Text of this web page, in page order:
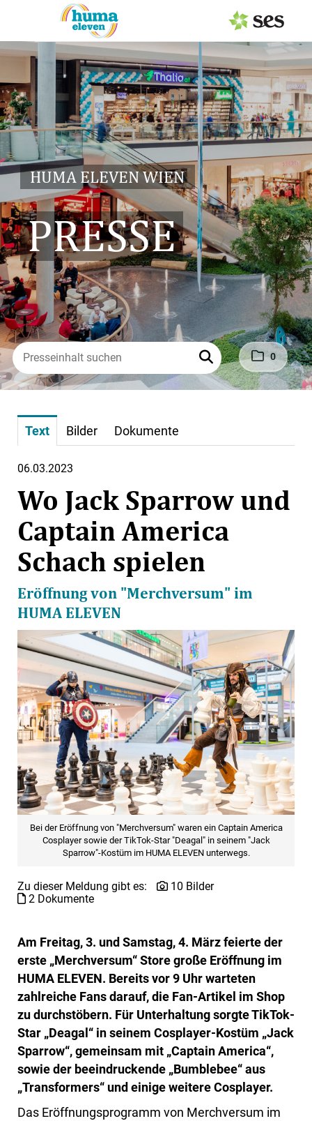
0
HUMA ELEVEN WIEN
PRESSE
PRESSEAUSSENDUNGEN
Center & Marken
Services
Events
MEDIAGALERIE
PRESSEKONTAKT
Text Bilder Dokumente
06.03.2023
Wo Jack Sparrow und
Captain America
Schach spielen
Eröffnung von "Merchversum" im
HUMA ELEVEN
Bei der Eröffnung von "Merchversum" waren ein Captain America
Cosplayer sowie der TikTok-Star "Deagal" in seinem "Jack
Sparrow"-Kostüm im HUMA ELEVEN unterwegs.
Zu dieser Meldung gibt es:
10 Bilder
2 Dokumente
Am Freitag, 3. und Samstag, 4. März feierte der
erste „Merchversum“ Store große Eröffnung im
HUMA ELEVEN. Bereits vor 9 Uhr warteten
zahlreiche Fans darauf, die Fan-Artikel im Shop
zu durchstöbern. Für Unterhaltung sorgte TikTok-
Star „Deagal“ in seinem Cosplayer-Kostüm „Jack
Sparrow“, gemeinsam mit „Captain America“,
sowie der beeindruckende „Bumblebee“ aus
„Transformers“ und einige weitere Cosplayer.
Das Eröffnungsprogramm von Merchversum im